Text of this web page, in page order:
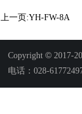
上一页:YH-FW-8A
Copyright © 2017-
电话：028-